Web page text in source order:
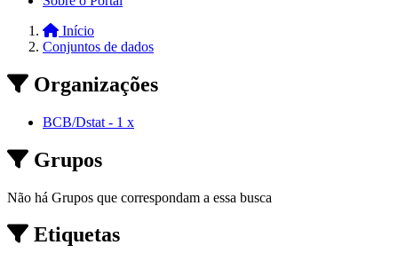
Início
Conjuntos de dados
Organizações
BCB/Dstat - 1 x
Grupos
Não há Grupos que correspondam a essa busca
Etiquetas